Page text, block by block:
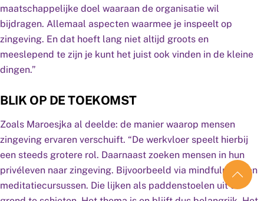
maatschappelijke doel waaraan de organisatie wil
bijdragen. Allemaal aspecten waarmee je inspeelt op
zingeving. En dat hoeft lang niet altijd groots en
meeslepend te zijn je kunt het juist ook vinden in de kleine
dingen.”
BLIK OP DE TOEKOMST
Zoals Maroesjka al deelde: de manier waarop mensen
zingeving ervaren verschuift. “De werkvloer speelt hierbij
een steeds grotere rol. Daarnaast zoeken mensen in hun
privéleven naar zingeving. Bijvoorbeeld via mindfulness- en
meditatiecursussen. Die lijken als paddenstoelen uit de